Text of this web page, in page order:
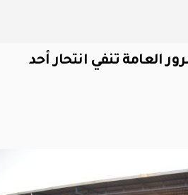
العامة تنفي انتحار أحد